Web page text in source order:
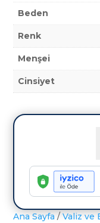
Beden
Renk
Menşei
Cinsiyet
Ana Sayfa /Valiz ve